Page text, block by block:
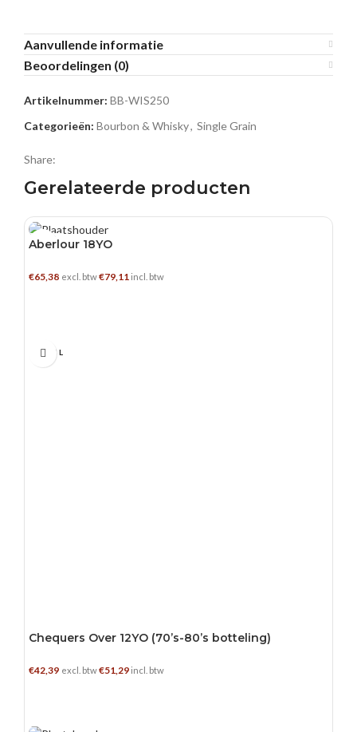
Aanvullende informatie
Beoordelingen (0)
Artikelnummer: BB-WIS250
Categorieën: Bourbon & Whisky, Single Grain
Share:
Gerelateerde producten
0.5 L
Aberlour 18YO
€65,38 excl. btw€79,11 incl. btw
0.375 L
Chequers Over 12YO (70’s-80’s botteling)
€42,39 excl. btw€51,29 incl. btw